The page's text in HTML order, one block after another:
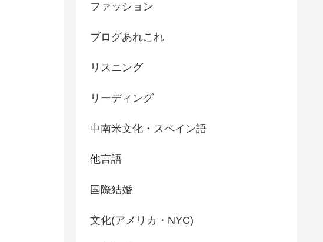
ファッション
ブログあれこれ
リスニング
リーディング
中南米文化・スペイン語
他言語
国際結婚
文化(アメリカ・NYC)